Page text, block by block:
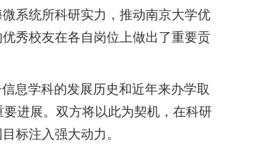
系统所科研实力，推动南京大学优
秀校友在各自岗位上做出了重要贡
息学科的发展历史和近年来办学取
进展。双方将以此为契机，在科研
标注入强大动力。